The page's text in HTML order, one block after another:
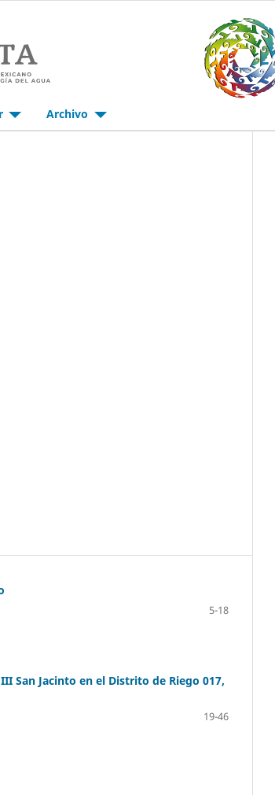
Archivo
5-18
San Jacinto en el Distrito de Riego 017,
19-46